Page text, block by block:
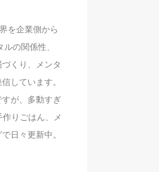
を企業側から
の関係性、
くり、メンタ
しています。
が、多動すぎ
りごはん、メ
日々更新中。